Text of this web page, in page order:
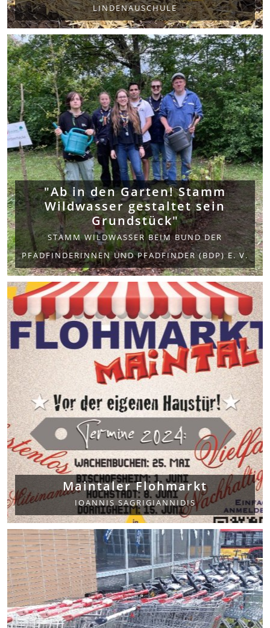
LINDENAUSCHULE
"Ab in den Garten! Stamm
Wildwasser gestaltet sein
Grundstück"
STAMM WILDWASSER BEIM BUND DER
PFADFINDERINNEN UND PFADFINDER (BDP) E. V.
Maintaler Flohmarkt
IOANNIS SAGRIGIANNIDIS